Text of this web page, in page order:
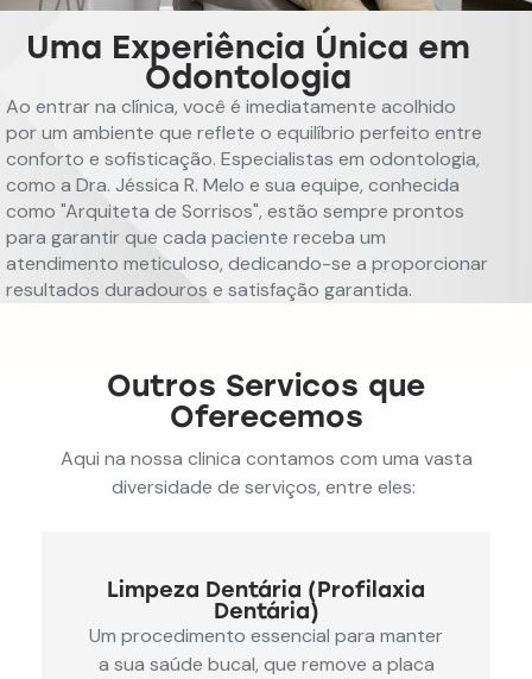
Uma Experiência Única em
Odontologia
Ao entrar na clínica, você é imediatamente acolhido
por um ambiente que reflete o equilíbrio perfeito entre
conforto e sofisticação. Especialistas em odontologia,
como a Dra. Jéssica R. Melo e sua equipe, conhecida
como "Arquiteta de Sorrisos", estão sempre prontos
para garantir que cada paciente receba um
atendimento meticuloso, dedicando-se a proporcionar
resultados duradouros e satisfação garantida.
Outros Servicos que
Oferecemos
Aqui na nossa clinica contamos com uma vasta
diversidade de serviços, entre eles:
Limpeza Dentária (Profilaxia
Dentária)
Um procedimento essencial para manter
a sua saúde bucal, que remove a placa